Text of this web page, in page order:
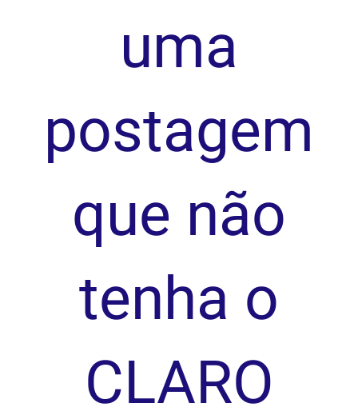
uma
postagem
que não
tenha o
CLARO